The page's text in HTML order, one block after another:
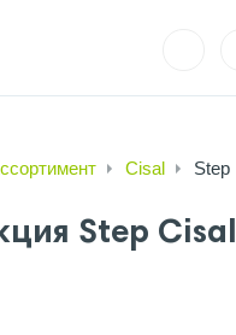
Cisal Step
Step Cisal